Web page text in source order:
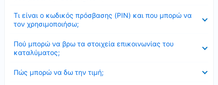
Τι είναι ο κωδικός πρόσβασης (PIN) και που μπορώ να
τον χρησιμοποιήσω;
Πού μπορώ να βρω τα στοιχεία επικοινωνίας του
καταλύματος;
Πώς μπορώ να δω την τιμή;